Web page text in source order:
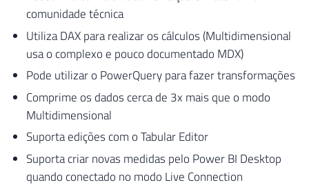
comunidade técnica
Utiliza DAX para realizar os cálculos (Multidimensional
usa o complexo e pouco documentado MDX)
Pode utilizar o PowerQuery para fazer transformações
Comprime os dados cerca de 3x mais que o modo
Multidimensional
Suporta edições com o Tabular Editor
Suporta criar novas medidas pelo Power BI Desktop
quando conectado no modo Live Connection